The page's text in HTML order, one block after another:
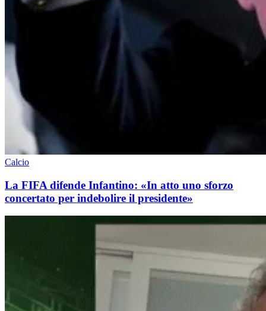
Calcio
La FIFA difende Infantino: «In atto uno sforzo
concertato per indebolire il presidente»